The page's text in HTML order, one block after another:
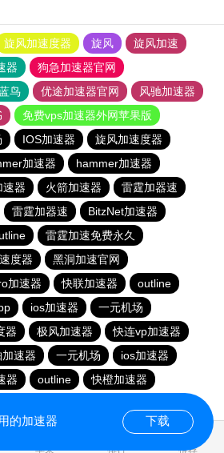
旋风加速度器 旋风
旋风加速
器
狗急加速器官网
鸟 优途加速器官网
风驰加速器
免费vps加速器外网苹果版
IOS加速器
旋风加速度器
加速器
hammer加速器
速器 火箭加速器
雷霆加器速
雷霆加器速
BitzNet加速器
雷霆加速免费永久
度器
黑洞加速官网
加速器 快联加速器
outline
ios加速器
一元机场
器 极风加速器
快连vp加速器
速器 一元机场
ios加速器
器 outline
快橙加速器
苹果 排行 推荐
的加速器 下载
0.032665s